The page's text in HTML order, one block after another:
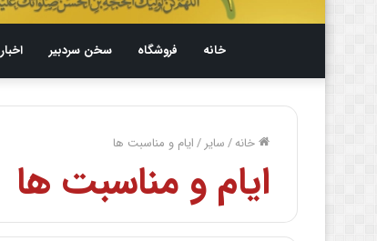
خانه فروشگاه سخن سردبیر اخبار
خانه/سایر /ایام و مناسبت ها
ایام و مناسبت ها